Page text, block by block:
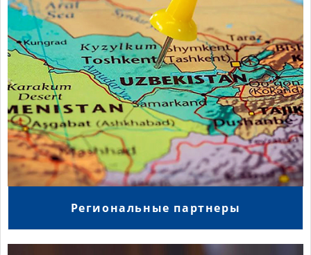
Региональные партнеры